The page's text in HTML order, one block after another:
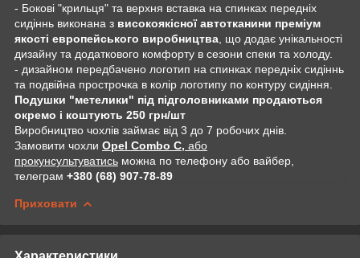
- Бокові "крильця" та верхня вставка на спинках передніх
сидіннь виконана з високоякісної автотканини преміум
якості европейського виробництва , що додає унікальності
дизайну та додаткового комфорту в сезони спеки та холоду.
- дизайном передбачено логотип на спинках передніх сидіннь
та подвійна прострочка в колір логотипу по контуру сидіння.
Подушки "метелики" під підголовниками продаються
окремо і коштують 250 грн/шт
Виробництво чохлів займає від 3 до 7 робочих днів.
Замовити чохли Opel Combo C, або
прокунсультуватись можна по телефону або вайбер,
телеграм +380 (68) 907-78-89
Приховати